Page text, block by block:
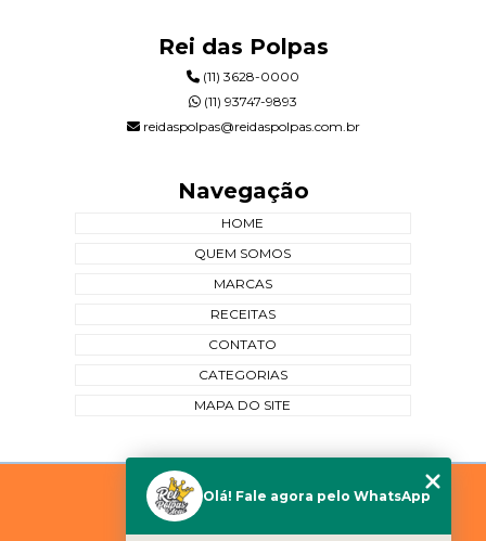
Rei das Polpas
(11) 3628-0000
(11) 93747-9893
reidaspolpas@reidaspolpas.com.br
Navegação
HOME
QUEM SOMOS
MARCAS
RECEITAS
CONTATO
CATEGORIAS
MAPA DO SITE
Copyright © Rei das Polpas. (Lei 9610 de 19/02/1998)
Olá! Fale agora pelo WhatsApp